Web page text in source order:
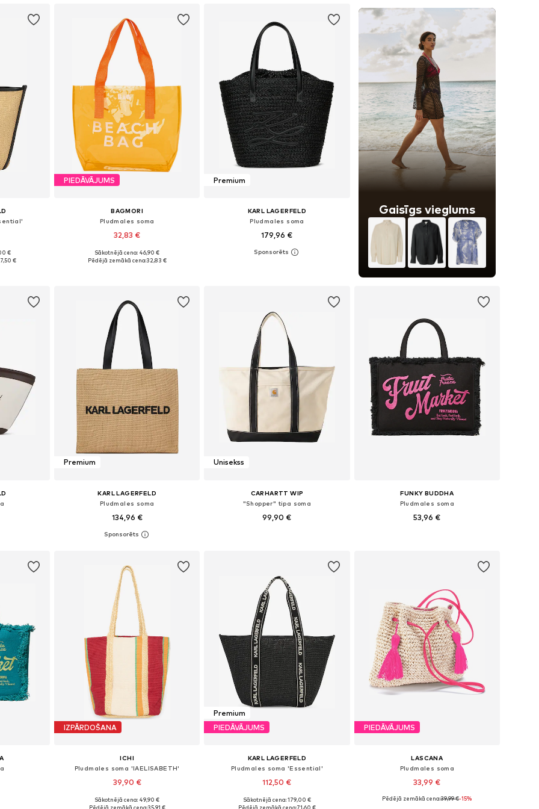
Size
€
€
PIEDĀVĀJUMS
BAGMORI
Pludmales soma
32,83 €
+3
Pieejamie izmēri: One Size
Sākotnējā cena: 46,90 €
Pēdējā zemākā cena:32,83 €
Premium
KARL LAGERFELD
Pludmales soma
179,96 €
Pieejamie izmēri: One Size
Gaisīgs vieglums
Premium
KARL LAGERFELD
Pludmales soma
134,96 €
Pieejamie izmēri: One Size
Unisekss
CARHARTT WIP
"Shopper" tipa soma
99,90 €
FUNKY BUDDHA
Pludmales soma
53,96 €
IZPĀRDOŠANA
ICHI
Pludmales soma 'IAELISABETH'
39,90 €
Pieejamie izmēri: One Size
Sākotnējā cena: 49,90 €
Pēdējā zemākā cena:35,91 €
Premium
PIEDĀVĀJUMS
KARL LAGERFELD
Pludmales soma 'Essential'
112,50 €
Pieejamie izmēri: One Size
Sākotnējā cena: 179,00 €
Pēdējā zemākā cena:71,60 €
PIEDĀVĀJUMS
LASCANA
Pludmales soma
33,99 €
Pieejamie izmēri: One Size
Pēdējā zemākā cena:39,99 €-15%